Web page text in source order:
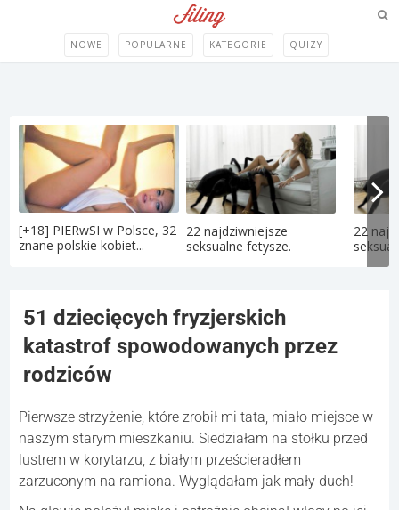
NOWE POPULARNE KATEGORIE QUIZY
[+18] PIERwSI w Polsce, 32
znane polskie kobiet...
22 najdziwniejsze
seksualne fetysze.
22
51 dziecięcych fryzjerskich
katastrof spowodowanych przez
rodziców
Pierwsze strzyżenie, które zrobił mi tata, miało miejsce w
naszym starym mieszkaniu. Siedziałam na stołku przed
lustrem w korytarzu, z białym prześcieradłem
zarzuconym na ramiona. Wyglądałam jak mały duch!